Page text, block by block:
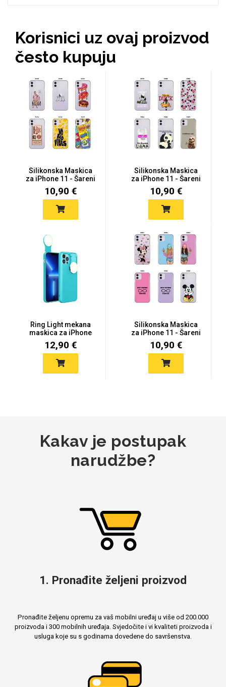
Korisnici uz ovaj proizvod
često kupuju
Silikonska Maskica
za iPhone 11 - Šareni
motiv...
10,90 €
Silikonska Maskica
za iPhone 11 - Šareni
motiv...
10,90 €
Ring Light mekana
maskica za iPhone
11 - Više...
12,90 €
Silikonska Maskica
za iPhone 11 - Šareni
motiv...
10,90 €
Kakav je postupak
narudžbe?
1. Pronađite željeni proizvod
Pronađite željenu opremu za vaš mobilni uređaj u više od 200.000
proizvoda i 300 mobilnih uređaja. Svjedočite i vi kvaliteti proizvoda i
usluga koje su s godinama dovedene do savršenstva.